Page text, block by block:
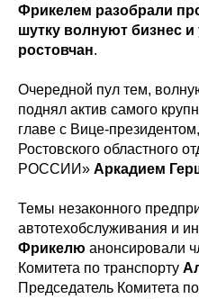
Фрикелем разобрали
шутку волнуют бизнес
ростовчан.
Очередной пул тем,
поднял актив самого
главе с Вице-
Ростовского областного
РОССИИ» Аркадием
Темы незаконного
автотехобслуживания и
Фрикелю анонсировали
Комитета по транспорту
Председатель Комитета